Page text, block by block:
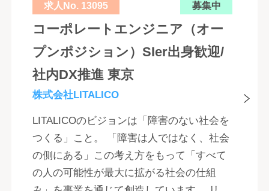
求人No. 13095 募集中
コーポレートエンジニア（オー
プンポジション）SIer出身歓迎/
社内DX推進 東京
株式会社LITALICO
LITALICOのビジョンは「障害のない社会を
つくる」こと。 「障害は人ではなく、社会
の側にある」この考え方をもって「すべて
の人の可能性が最大に拡がる社会の仕組